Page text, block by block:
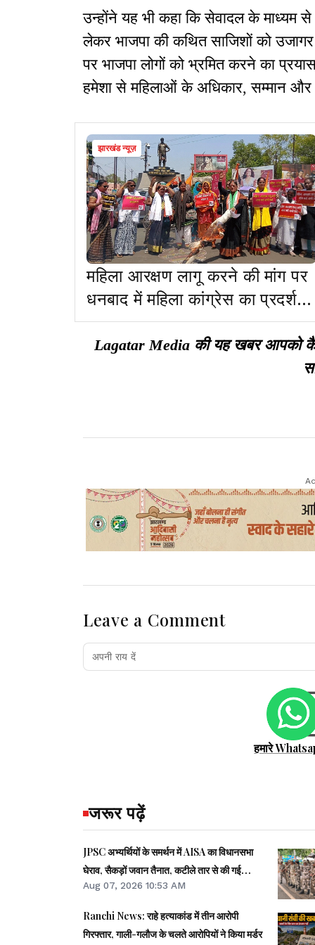
उन्होंने यह भी कहा कि सेवादल के माध्यम
लेकर भाजपा की कथित साजिशों को उजागर
पर भाजपा लोगों को भ्रमित करने का
हमेशा से महिलाओं के अधिकार, सम्मान और
झारखंड न्यूज़
महिला आरक्षण लागू करने की मांग पर
धनबाद में महिला कांग्रेस का प्रदर्शन,
फूंका पुतला
Lagatar Media की यह खबर आपको
Leave a Comment
हमारे
जरूर पढ़ें
JPSC अभ्यर्थियों के समर्थन में AISA का विधानसभा
घेराव, सैकड़ों जवान तैनात, कटीले तार से की गई
बैरिकेडिंग
Aug 07, 2026 10:53 AM
Ranchi News: राहे हत्याकांड में तीन आरोपी
गिरफ्तार, गाली-गलौज के चलते आरोपियों ने किया मर्डर